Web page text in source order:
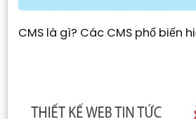
CMS là gì? Các CMS phổ biến